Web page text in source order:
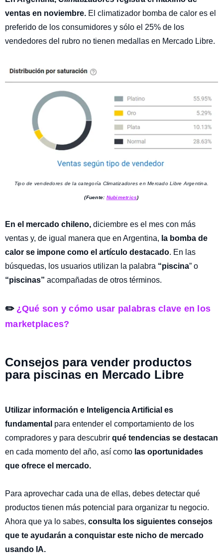
ventas en noviembre. El climatizador bomba de calor es el
preferido de los consumidores y sólo el 25% de los
vendedores del rubro no tienen medallas en Mercado Libre.
Tipo de vendedores de la categoría Climatizadores en Mercado Libre Argentina.
(Fuente: Nubimetrics)
En el mercado chileno, diciembre es el mes con más
ventas y, de igual manera que en Argentina, la bomba de
calor se impone como el artículo destacado. En las
búsquedas, los usuarios utilizan la palabra “piscina” o
“piscinas” acompañadas de otros términos.
✏️ ¿Qué son y cómo usar palabras clave en los
marketplaces?
Consejos para vender productos
para piscinas en Mercado Libre
Utilizar información e Inteligencia Artificial es
fundamental para entender el comportamiento de los
compradores y para descubrir qué tendencias se destacan
en cada momento del año, así como las oportunidades
que ofrece el mercado.
Para aprovechar cada una de ellas, debes detectar qué
productos tienen más potencial para organizar tu negocio.
Ahora que ya lo sabes, consulta los siguientes consejos
que te ayudarán a conquistar este nicho de mercado
usando IA.